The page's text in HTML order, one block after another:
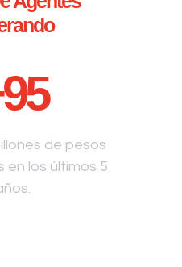
95
de pesos
en los últimos 5